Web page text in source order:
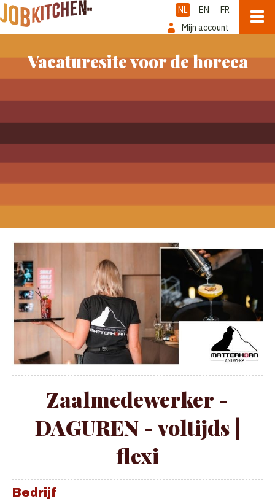
NL EN
FR
Mijn account
Vacaturesite voor de horeca
Zaalmedewerker -
DAGUREN - voltijds |
flexi
Bedrijf